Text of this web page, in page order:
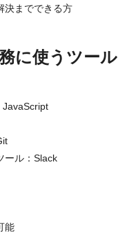
決までできる方
に使うツール
JavaScript
ール：Slack
能